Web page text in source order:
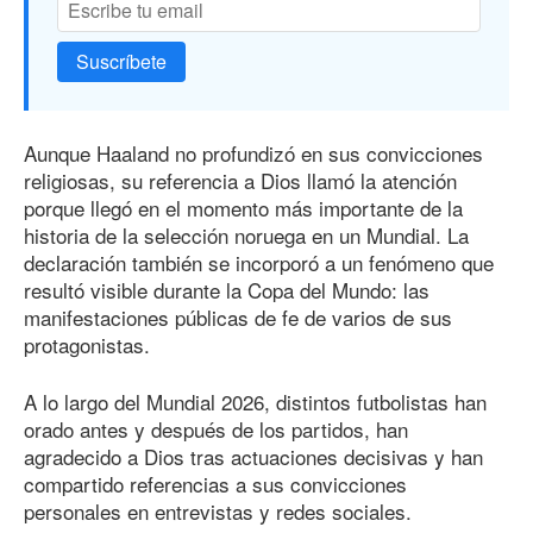
Suscríbete
Aunque Haaland no profundizó en sus convicciones
religiosas, su referencia a Dios llamó la atención
porque llegó en el momento más importante de la
historia de la selección noruega en un Mundial. La
declaración también se incorporó a un fenómeno que
resultó visible durante la Copa del Mundo: las
manifestaciones públicas de fe de varios de sus
protagonistas.
A lo largo del Mundial 2026, distintos futbolistas han
orado antes y después de los partidos, han
agradecido a Dios tras actuaciones decisivas y han
compartido referencias a sus convicciones
personales en entrevistas y redes sociales.